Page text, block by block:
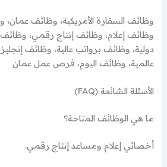
وظائف السفارة الأمريكية، وظائف عمان،
دولية، وظائف برواتب عالية، وظائف
عالمية، وظائف اليوم، فرص عمل عمان
الأسئلة الشائعة (FAQ)
ما هي الوظائف المتاحة؟
أخصائي إعلام ومساعد إنتاج رقمي.